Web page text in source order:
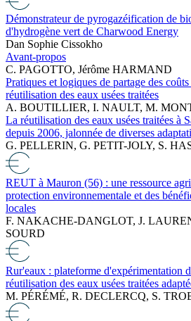
Démonstrateur de pyrogazéification de
d'hydrogène vert de Charwood Energy
Dan Sophie Cissokho
Avant-propos
C. PAGOTTO, Jérôme HARMAND
Pratiques et logiques de partage des
réutilisation des eaux usées traitées
A. BOUTILLIER, I. NAULT, M.
La réutilisation des eaux usées traitées à
depuis 2006, jalonnée de diverses
G. PELLERIN, G. PETIT-JOLY, S.
REUT à Mauron (56) : une ressource
protection environnementale et des
locales
F. NAKACHE-DANGLOT, J.
SOURD
Rur'eaux : plateforme d'expérimentation
réutilisation des eaux usées traitées
M. PÉRÉMÉ, R. DECLERCQ, S.